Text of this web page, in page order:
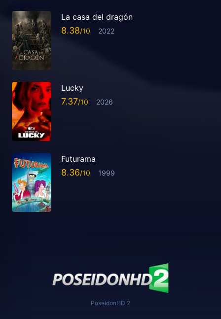
La casa del dragón
8.38 2022
Lucky
7.37 2026
Futurama
8.36 1999
PoseidonHD 2